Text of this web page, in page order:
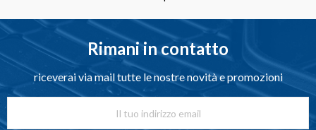
Rimani in contatto
riceverai via mail tutte le nostre novità e promozioni